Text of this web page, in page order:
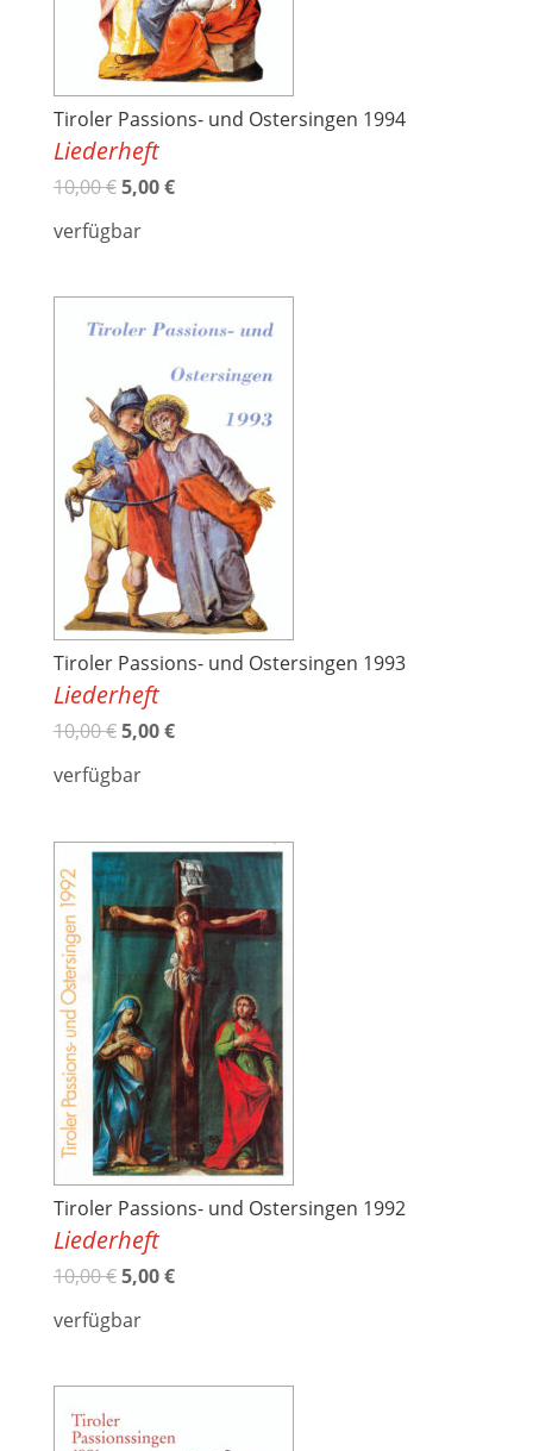
Tiroler Passions- und Ostersingen 1994
Liederheft
10,00€5,00€
verfügbar
Tiroler Passions- und Ostersingen 1993
Liederheft
10,00€5,00€
verfügbar
Tiroler Passions- und Ostersingen 1992
Liederheft
10,00€5,00€
verfügbar